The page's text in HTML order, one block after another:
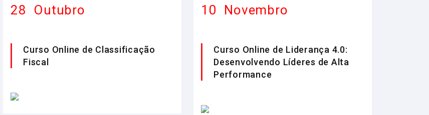
28 Outubro
Curso Online de Classificação
Fiscal
10 Novembro
Curso Online de Liderança 4.0:
Desenvolvendo Líderes de Alta
Performance